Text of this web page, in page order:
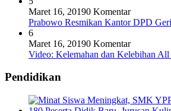
Maret 16, 20190 Komentar
Prabowo Resmikan Kantor DPD
6
Maret 16, 20190 Komentar
Video: Kelemahan dan Kelebihan
Pendidikan